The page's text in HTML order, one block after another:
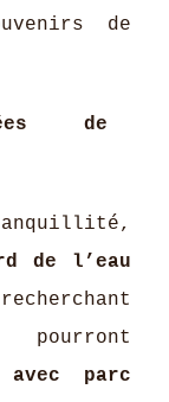
de
de
de l’eau
pourront
avec parc